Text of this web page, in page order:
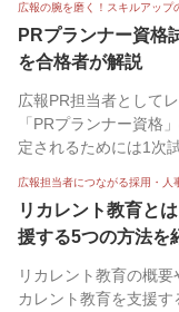
広報の腕を磨く！スキルアップ
PRプランナー資格
を合格者が解説
広報PR担当者として
「PRプランナー資格
定されるためには1次試
広報担当者につながる採用・人
リカレント教育と
援する5つの方法を
リカレント教育の概
カレント教育を支援